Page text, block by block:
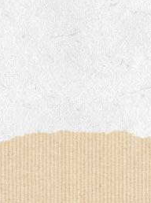
GONG, animée par
ET THEORIQUE
pour profiter
: cuisine,